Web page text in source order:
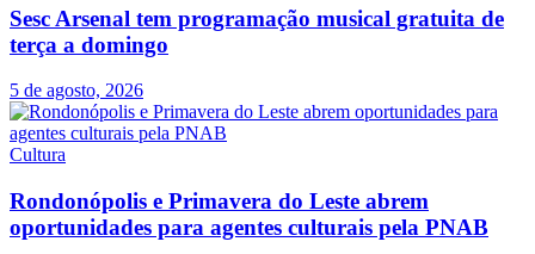
Sesc Arsenal tem programação musical gratuita de
terça a domingo
5 de agosto, 2026
Cultura
Rondonópolis e Primavera do Leste abrem
oportunidades para agentes culturais pela PNAB